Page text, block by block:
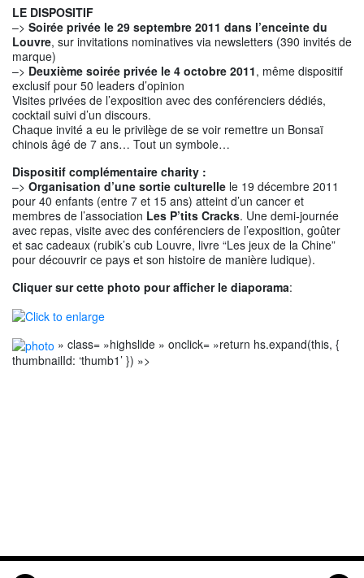
LE DISPOSITIF
–> Soirée privée le 29 septembre 2011 dans l’enceinte du
Louvre, sur invitations nominatives via newsletters (390 invités de
marque)
–> Deuxième soirée privée le 4 octobre 2011, même dispositif
exclusif pour 50 leaders d’opinion
Visites privées de l’exposition avec des conférenciers dédiés,
cocktail suivi d’un discours.
Chaque invité a eu le privilège de se voir remettre un Bonsaï
chinois âgé de 7 ans… Tout un symbole…
Dispositif complémentaire charity :
–> Organisation d’une sortie culturelle le 19 décembre 2011
pour 40 enfants (entre 7 et 15 ans) atteint d’un cancer et
membres de l’association Les P’tits Cracks. Une demi-journée
avec repas, visite avec des conférenciers de l’exposition, goûter
et sac cadeaux (rubik’s cub Louvre, livre “Les jeux de la Chine”
pour découvrir ce pays et son histoire de manière ludique).
Cliquer sur cette photo pour afficher le diaporama:
» class= »highslide » onclick= »return hs.expand(this, {
thumbnailId: ‘thumb1’ }) »>